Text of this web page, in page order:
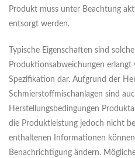
Produkt muss unter Beachtung
entsorgt werden.
Typische Eigenschaften sind
Produktionsabweichungen erlangt
Spezifikation dar. Aufgrund der
Schmierstoffmischanlagen sind
Herstellungsbedingungen
die Produktleistung jedoch nicht
enthaltenen Informationen
Benachrichtigung ändern.